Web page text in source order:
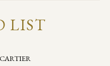
LIST
CARTIER